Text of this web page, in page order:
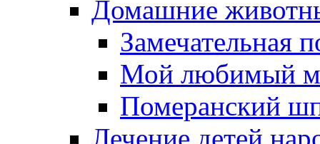
Домашние
Замечательная
Мой любимый
Померанский